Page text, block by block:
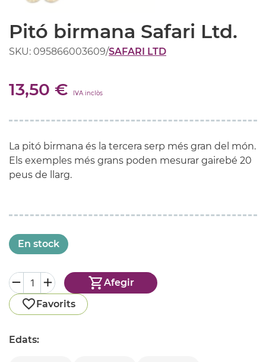
Pitó birmana Safari Ltd.
SKU: 095866003609/SAFARI LTD
13,50 € IVA inclòs
La pitó birmana és la tercera serp més gran del món.
Els exemples més grans poden mesurar gairebé 20
peus de llarg.
En stock
Afegir
Favorits
Edats: